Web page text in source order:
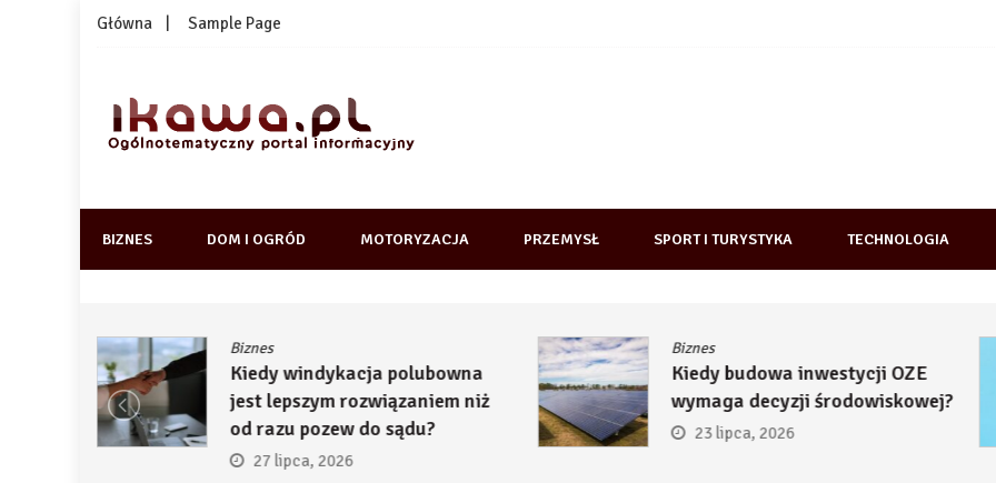
Skip
Główna Sample Page
1kawa.pl
BIZNES DOM I OGRÓD MOTORYZACJA PRZEMYSŁ SPORT I TURYSTYKA TECHNOLOGIA
Biznes
Kiedy windykacja polubowna
jest lepszym rozwiązaniem niż
od razu pozew do sądu?
27 lipca, 2026
Biznes
Kiedy budowa inwestycji OZE
wymaga decyzji środowiskowej?
23 lipca, 2026